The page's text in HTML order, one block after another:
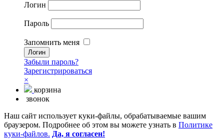
Логин
Пароль
Запомнить меня
Забыли пароль?
Зарегистрироваться
×
корзина
звонок
Наш сайт использует куки-файлы, обрабатываемые вашим
браузером. Подробнее об этом вы можете узнать в Политике
куки-файлов. Да, я согласен!